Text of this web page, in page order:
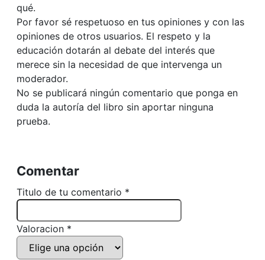
qué.
Por favor sé respetuoso en tus opiniones y con las
opiniones de otros usuarios. El respeto y la
educación dotarán al debate del interés que
merece sin la necesidad de que intervenga un
moderador.
No se publicará ningún comentario que ponga en
duda la autoría del libro sin aportar ninguna
prueba.
Comentar
Titulo de tu comentario *
Valoracion *